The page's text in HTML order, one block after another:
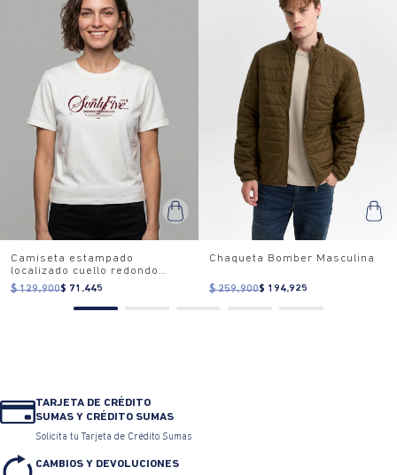
Camiseta estampado
localizado cuello redondo
para mujer
$ 129.900$ 71.445
Chaqueta Bomber Masculina
$ 259.900$ 194.925
TARJETA DE CRÉDITO
SUMAS Y CRÉDITO SUMAS
Solicita tu Tarjeta de Crédito Sumas
CAMBIOS Y DEVOLUCIONES